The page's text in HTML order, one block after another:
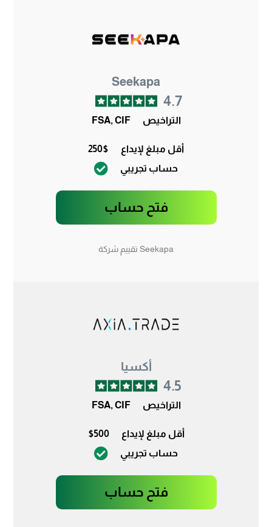
Seekapa
4.7
التراخيص FSA, CIF
أقل مبلغ لإيداع
250$
حساب تجريبي
فتح حساب
Seekapa تقييم شركة
أكسيا
4.5
التراخيص FSA, CIF
أقل مبلغ لإيداع
$500
حساب تجريبي
فتح حساب